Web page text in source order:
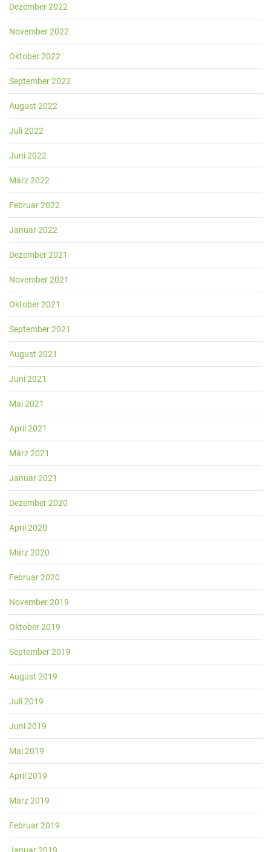
Dezember 2022
November 2022
Oktober 2022
September 2022
August 2022
Juli 2022
Juni 2022
März 2022
Februar 2022
Januar 2022
Dezember 2021
November 2021
Oktober 2021
September 2021
August 2021
Juni 2021
Mai 2021
April 2021
März 2021
Januar 2021
Dezember 2020
April 2020
März 2020
Februar 2020
November 2019
Oktober 2019
September 2019
August 2019
Juli 2019
Juni 2019
Mai 2019
April 2019
März 2019
Februar 2019
Januar 2019